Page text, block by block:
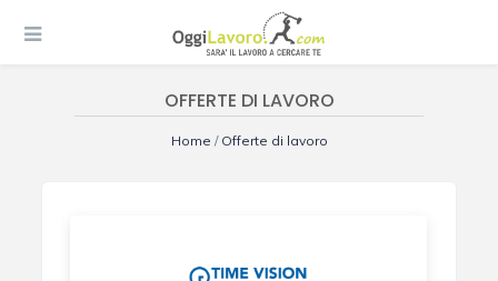
OFFERTE DI LAVORO
Home / Offerte di lavoro